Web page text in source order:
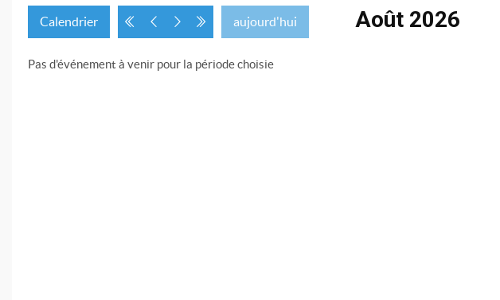
Août 2026
Calendrier aujourd'hui
Pas d'événement à venir pour la période choisie